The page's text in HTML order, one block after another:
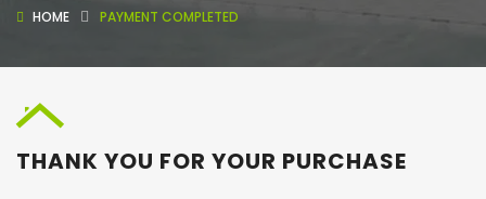
HOME PAYMENT COMPLETED
THANK YOU FOR YOUR PURCHASE